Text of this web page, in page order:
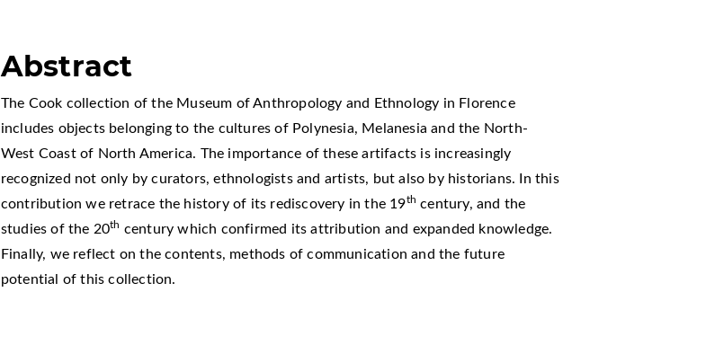
Abstract
The Cook collection of the Museum of Anthropology and Ethnology in Florence
includes objects belonging to the cultures of Polynesia, Melanesia and the North-
West Coast of North America. The importance of these artifacts is increasingly
recognized not only by curators, ethnologists and artists, but also by historians. In this
contribution we retrace the history of its rediscovery in the 19th century, and the
studies of the 20th century which confirmed its attribution and expanded knowledge.
Finally, we reflect on the contents, methods of communication and the future
potential of this collection.